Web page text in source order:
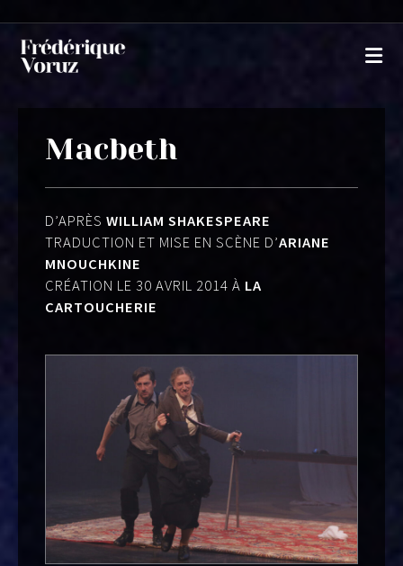
Macbeth
D’APRÈS WILLIAM SHAKESPEARE
TRADUCTION ET MISE EN SCÈNE D’ARIANE
MNOUCHKINE
CRÉATION LE 30 AVRIL 2014 À LA
CARTOUCHERIE